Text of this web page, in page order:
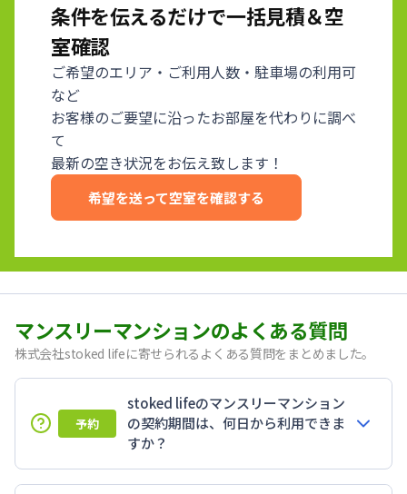
条件を伝えるだけで一括見積＆空
室確認
ご希望のエリア・ご利用人数・駐車場の利用可
など
お客様のご要望に沿ったお部屋を代わりに調べ
て
最新の空き状況をお伝え致します！
希望を送って空室を確認する
マンスリーマンションのよくある質問
株式会社stoked lifeに寄せられるよくある質問をまとめました。
予約
stoked lifeのマンスリーマンション
の契約期間は、何日から利用できま
すか？